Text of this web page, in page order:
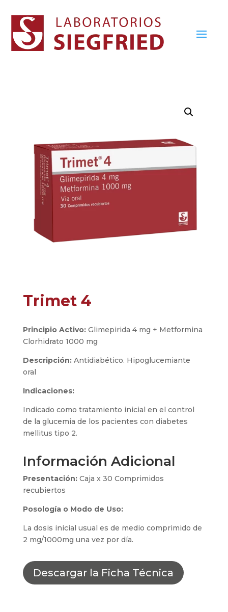
Trimet 4
Principio Activo:Glimepirida 4 mg + Metformina
Clorhidrato 1000 mg
Descripción:Antidiabético. Hipoglucemiante
oral
Indicaciones:
Indicado como tratamiento inicial en el control
de la glucemia de los pacientes con diabetes
mellitus tipo 2.
Información Adicional
Presentación:Caja x 30 Comprimidos
recubiertos
Posología o Modo de Uso:
La dosis inicial usual es de medio comprimido de
2 mg/1000mg una vez por día.
Descargar la Ficha Técnica